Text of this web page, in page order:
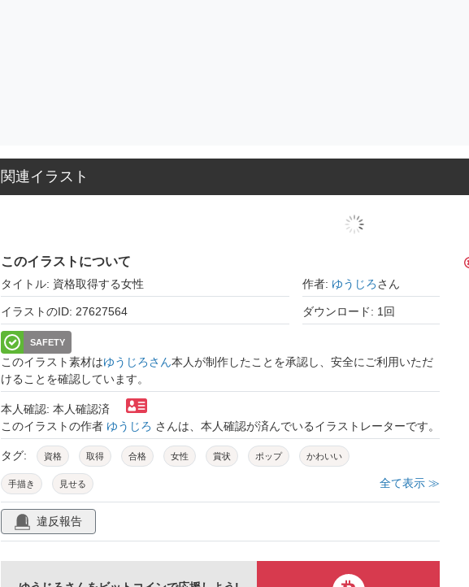
関連イラスト
このイラストについて
タイトル: 資格取得する女性 作者: ゆうじろさん
イラストのID: 27627564 ダウンロード: 1回
SAFETY
このイラスト素材はゆうじろさん本人が制作したことを承認し、安全にご利用いただ
けることを確認しています。
本人確認: 本人確認済
このイラストの作者 ゆうじろ さんは、本人確認が済んでいるイラストレーターです。
タグ: 資格 取得 合格 女性 賞状 ポップ かわいい
手描き 見せる 全て表示 ≫
違反報告